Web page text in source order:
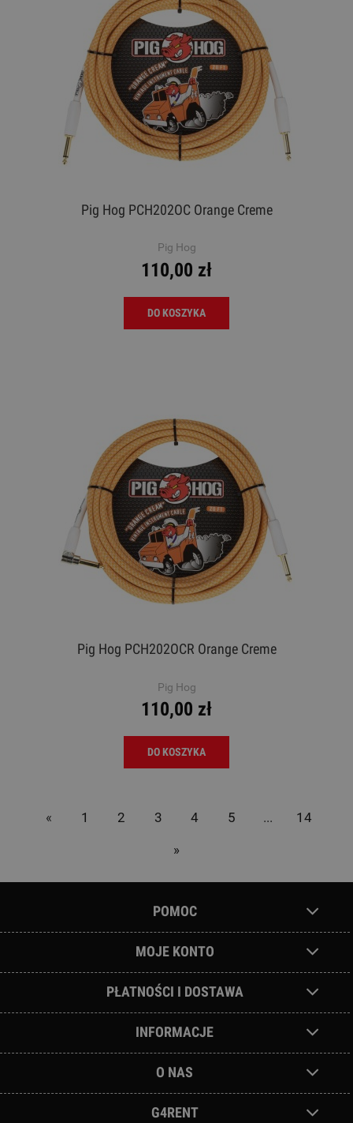
Pig Hog PCH202OC Orange Creme
Pig Hog
110,00 zł
DO KOSZYKA
Pig Hog PCH202OCR Orange Creme
Pig Hog
110,00 zł
DO KOSZYKA
« 1 2 3 4 5 ... 14
»
POMOC
MOJE KONTO
PŁATNOŚCI I DOSTAWA
INFORMACJE
O NAS
G4RENT